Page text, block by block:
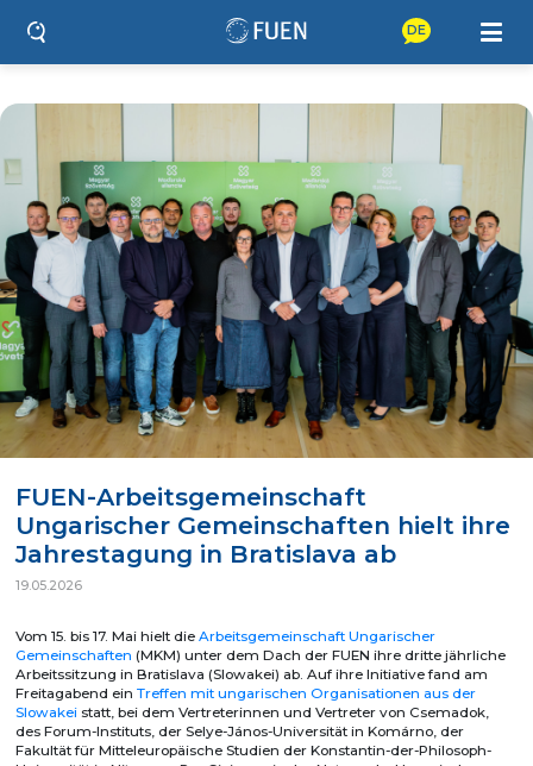
DE
FUEN-Arbeitsgemeinschaft
Ungarischer Gemeinschaften hielt ihre
Jahrestagung in Bratislava ab
19.05.2026
Vom 15. bis 17. Mai hielt dieArbeitsgemeinschaft Ungarischer
Gemeinschaften (MKM) unter dem Dach der FUEN ihre dritte jährliche
Arbeitssitzung in Bratislava (Slowakei) ab. Auf ihre Initiative fand am
Freitagabend einTreffen mit ungarischen Organisationen aus der
Slowakei statt, bei dem Vertreterinnen und Vertreter von Csemadok,
des Forum-Instituts, der Selye-János-Universität in Komárno, der
Fakultät für Mitteleuropäische Studien der Konstantin-der-Philosoph-